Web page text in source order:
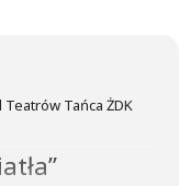
Tańca ŻDK